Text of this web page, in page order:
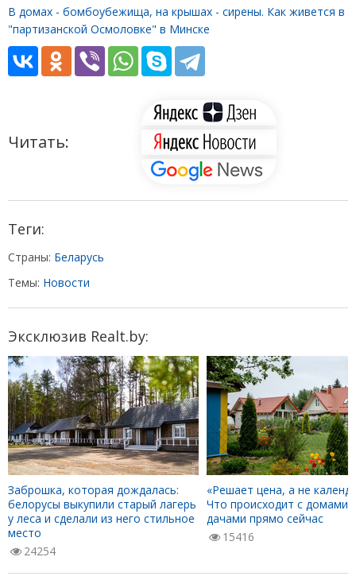
В домах - бомбоубежища, на крышах - сирены. Как живется в
"партизанской Осмоловке" в Минске
Читать:
Теги:
Страны: Беларусь
Темы: Новости
Эксклюзив Realt.by:
Заброшка, которая дождалась:
белорусы выкупили старый лагерь
у леса и сделали из него стильное
место
24254
«Решает цена, а не
Что происходит с домами
дачами прямо сейчас
15416